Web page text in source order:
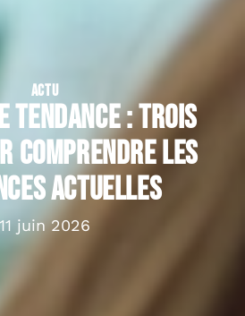
ACTU
tendance : trois
comprendre les
actuelles
11 juin 2026